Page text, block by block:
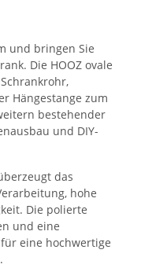
und bringen Sie
Die HOOZ ovale
Hängestange zum
bestehender
und DIY-
das
hohe
Die polierte
und eine
eine hochwertige